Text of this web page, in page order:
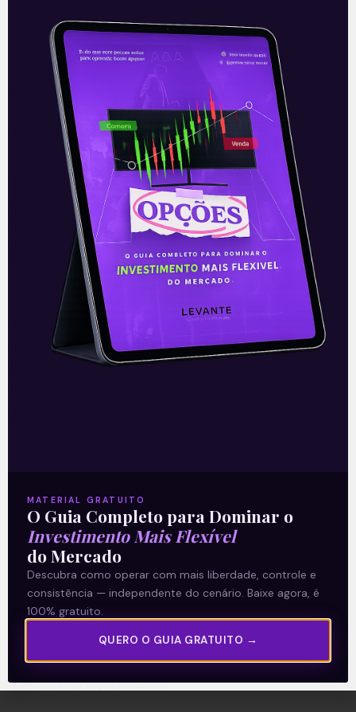
Nova aquisição da Simpar
Seguindo sua estratégia agressiva de
aquisições, a Simpar (SIMH3) anunciou no
último domingo (12) a aquisição de mais
uma empresa, a Sagamar Serviços, por
meio
Leia mais
13/12/2021
Termos e Condições
Política de Privacidade
Explore
Artigos
E Eu Com Isso?
Vídeos no Youtube
Manuais de Investimento
MATERIAL GRATUITO
O Guia Completo para Dominar o
Investimento Mais Flexível
do Mercado
Descubra como operar com mais liberdade, controle e
consistência — independente do cenário. Baixe agora, é
100% gratuito.
QUERO O GUIA GRATUITO →